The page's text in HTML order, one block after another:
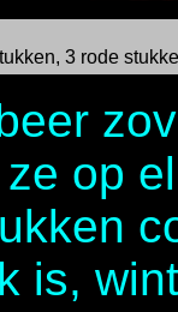
3 rode
op
is,